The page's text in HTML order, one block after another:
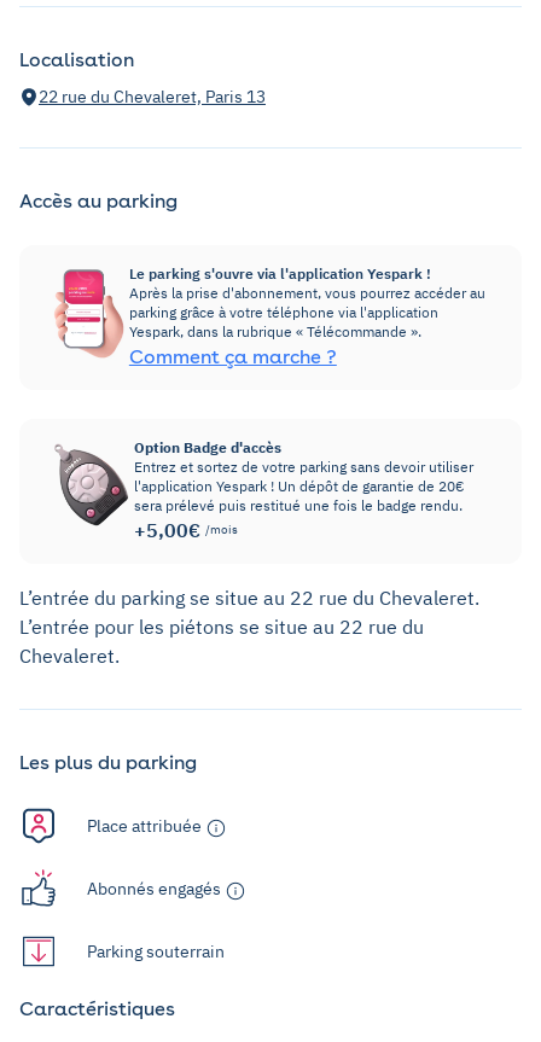
Localisation
22 rue du Chevaleret, Paris 13
Accès au parking
Le parking s'ouvre via l'application Yespark !
Après la prise d'abonnement, vous pourrez accéder au
parking grâce à votre téléphone via l'application
Yespark, dans la rubrique « Télécommande ».
Comment ça marche ?
Option Badge d'accès
Entrez et sortez de votre parking sans devoir utiliser
l'application Yespark ! Un dépôt de garantie de 20€
sera prélevé puis restitué une fois le badge rendu.
+5,00€ /mois
L’entrée du parking se situe au 22 rue du Chevaleret.
L’entrée pour les piétons se situe au 22 rue du
Chevaleret.
Les plus du parking
Place attribuée
Abonnés engagés
Parking souterrain
Caractéristiques